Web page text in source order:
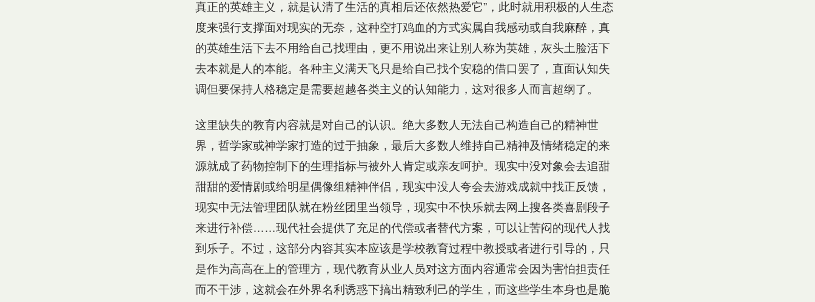
真正的英雄主义，就是认清了生活的真相后还依然热爱它”，此时就用积极的人生态
度来强行支撑面对现实的无奈，这种空打鸡血的方式实属自我感动或自我麻醉，真
的英雄生活下去不用给自己找理由，更不用说出来让别人称为英雄，灰头土脸活下
去本就是人的本能。各种主义满天飞只是给自己找个安稳的借口罢了，直面认知失
调但要保持人格稳定是需要超越各类主义的认知能力，这对很多人而言超纲了。
这里缺失的教育内容就是对自己的认识。绝大多数人无法自己构造自己的精神世
界，哲学家或神学家打造的过于抽象，最后大多数人维持自己精神及情绪稳定的来
源就成了药物控制下的生理指标与被外人肯定或亲友呵护。现实中没对象会去追甜
甜甜的爱情剧或给明星偶像组精神伴侣，现实中没人夸会去游戏成就中找正反馈，
现实中无法管理团队就在粉丝团里当领导，现实中不快乐就去网上搜各类喜剧段子
来进行补偿……现代社会提供了充足的代偿或者替代方案，可以让苦闷的现代人找
到乐子。不过，这部分内容其实本应该是学校教育过程中教授或者进行引导的，只
是作为高高在上的管理方，现代教育从业人员对这方面内容通常会因为害怕担责任
而不干涉，这就会在外界名利诱惑下搞出精致利己的学生，而这些学生本身也是脆